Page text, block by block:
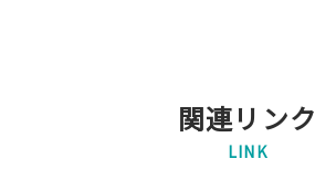
関連リンク
LINK